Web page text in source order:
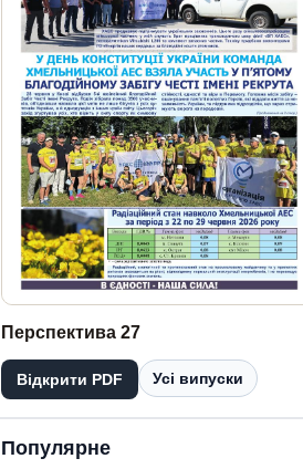
Перспектива 27
Відкрити PDF Усі випуски
Популярне